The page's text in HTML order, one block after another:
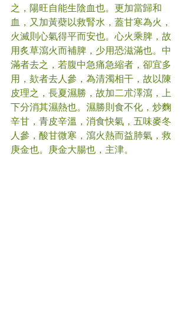
之，陽旺自能生陰血也。更加當歸和
血，又加黃蘗以救腎水，蓋甘寒為火，
火滅則心氣得平而安也。心火乘脾，故
用炙草瀉火而補脾，少用恐滋滿也。中
滿者去之，若腹中急痛急縮者，卻宜多
用，欬者去人參，為清濁相干，故以陳
皮理之，長夏濕勝，故加二朮澤瀉，上
下分消其濕熱也。濕勝則食不化，炒麴
辛甘，青皮辛溫，消食快氣，五味麥冬
人參，酸甘微寒，瀉火熱而益肺氣，救
庚金也。庚金大腸也，主津。